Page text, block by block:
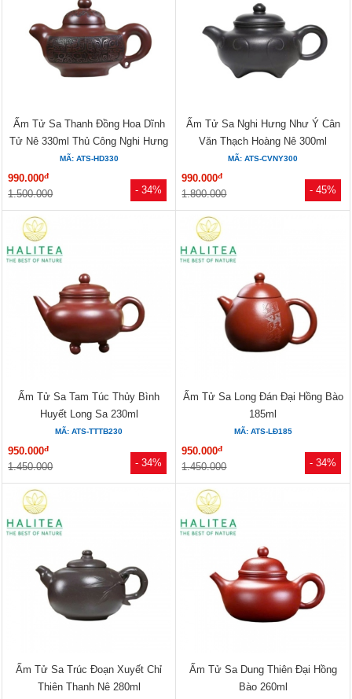
- 34%
Ấm Tử Sa Thanh Đồng Hoa Dĩnh
Tử Nê 330ml Thủ Công Nghi Hưng
MÃ: ATS-HD330
990.000đ
1.500.000 - 45%
Ấm Tử Sa Nghi Hưng Như Ý Cân
Văn Thạch Hoàng Nê 300ml
MÃ: ATS-CVNY300
990.000đ
1.800.000
- 34%
Ấm Tử Sa Tam Túc Thủy Bình
Huyết Long Sa 230ml
MÃ: ATS-TTTB230
950.000đ
1.450.000 - 34%
Ấm Tử Sa Long Đán Đại Hồng Bào
185ml
MÃ: ATS-LĐ185
950.000đ
1.450.000
Ấm Tử Sa Trúc Đoạn Xuyết Chỉ
Thiên Thanh Nê 280ml
Ấm Tử Sa Dung Thiên Đại Hồng
Bào 260ml